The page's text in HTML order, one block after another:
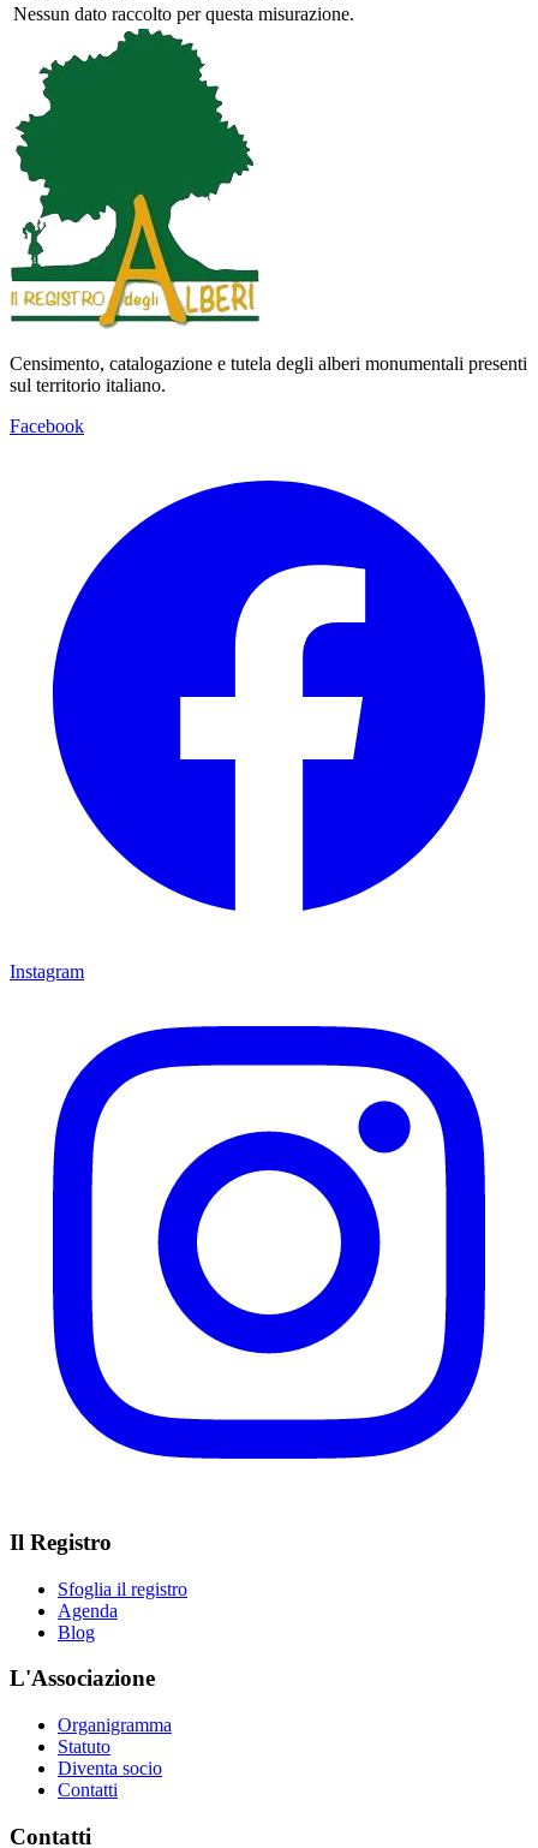
Nessun dato raccolto per questa misurazione.
Censimento, catalogazione e tutela degli alberi monumentali presenti
sul territorio italiano.
Facebook
Instagram
Il Registro
Sfoglia il registro
Agenda
Blog
L'Associazione
Organigramma
Statuto
Diventa socio
Contatti
Contatti